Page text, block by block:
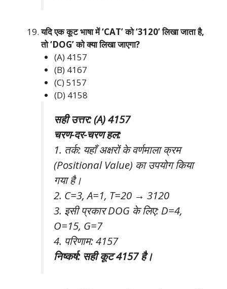
यदि एक कूट भाषा में ‘CAT’ को ‘3120’ लिखा जाता है,
तो ‘DOG’ को क्या लिखा जाएगा?
(A) 4157
(B) 4167
(C) 5157
(D) 4158
सही उत्तर: (A) 4157
चरण-दर-चरण हल:
1. तर्क: यहाँ अक्षरों के वर्णमाला क्रम
(Positional Value) का उपयोग किया
गया है।
2. C=3, A=1, T=20 → 3120
3. इसी प्रकार DOG के लिए: D=4,
O=15, G=7
4. परिणाम: 4157
निष्कर्ष: सही कूट 4157 है।